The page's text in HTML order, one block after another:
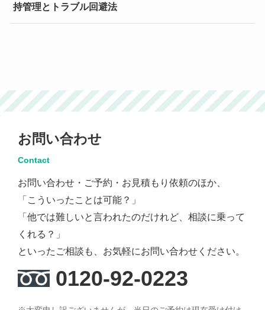
持管理とトラブル回避法
お問い合わせ
Contact
お問い合わせ・ご予約・お見積もり依頼のほか、
「こういったことは可能？」
「他では難しいと言われたのだけれど、相談に乗って
くれる？」
といったご相談も、お気軽にお問い合わせください。
0120-92-0223